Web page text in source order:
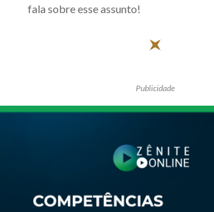
Receba por RSS
Curitiba/PR CEP
Whatsapp (41) 98881-6616
fala sobre esse assunto!
Publicidade